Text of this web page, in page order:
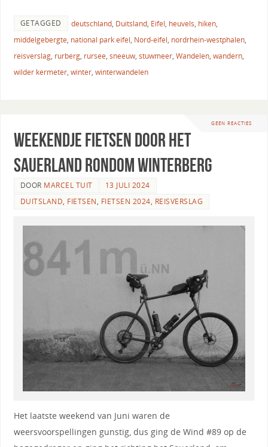
GETAGGED deutschland, Duitsland, Eifel, heuvels, hiken,
middelgebergte, national park eifel, Nord-eifel, nordrhein-westphalen,
reisverslag, rurberg, rursee, sneeuw, stuwmeer, Wandelen, wandern,
wilder kermeter, winter, winterwandelen
GEEN REACTIES
Weekendje fietsen door het
Sauerland rondom Winterberg
DOOR MARCEL TUIT
13 JULI 2024
DUITSLAND, FIETSEN, FIETSEN 2024, REISVERSLAG
Het laatste weekend van Juni waren de
weersvoorspellingen gunstig, dus ging de Wind #89 op de